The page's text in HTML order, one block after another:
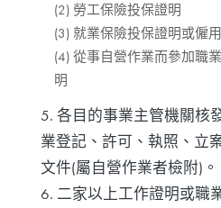
(2) 勞工保險投保證明
(3) 就業保險投保證明或僱
(4) 從事自營作業而參加職
明
5. 各目的事業主管機關核
業登記、許可、執照、立
文件(屬自營作業者檢附)。
6. 二家以上工作證明或職